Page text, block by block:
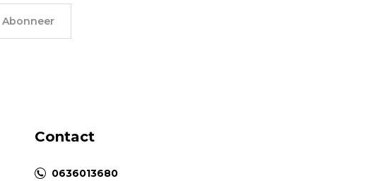
Abonneer
Contact
0636013680